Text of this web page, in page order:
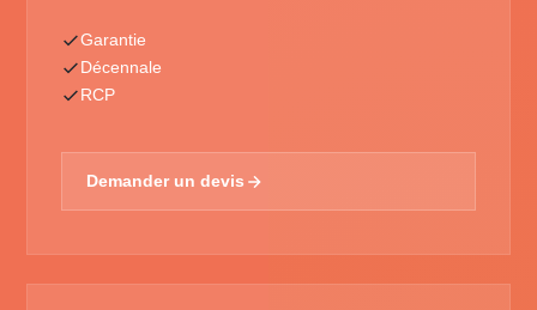
Garantie
Décennale
RCP
Demander un devis